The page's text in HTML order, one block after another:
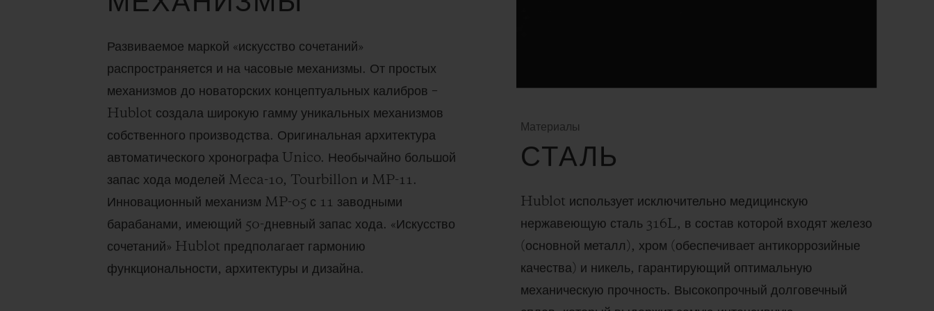
Развиваемое маркой «искусство сочетаний»
распространяется и на часовые механизмы. От простых
механизмов до новаторских концептуальных калибров –
Hublot создала широкую гамму уникальных механизмов
собственного производства. Оригинальная архитектура
автоматического хронографа Unico. Необычайно большой
запас хода моделей Meca-10, Tourbillon и MP-11.
Инновационный механизм MP-05 с 11 заводными
барабанами, имеющий 50-дневный запас хода. «Искусство
сочетаний» Hublot предполагает гармонию
функциональности, архитектуры и дизайна.
Материалы
СТАЛЬ
Hublot использует исключительно медицинскую
нержавеющую сталь 316L, в состав которой входят железо
(основной металл), хром (обеспечивает антикоррозийные
качества) и никель, гарантирующий оптимальную
механическую прочность. Высокопрочный долговечный